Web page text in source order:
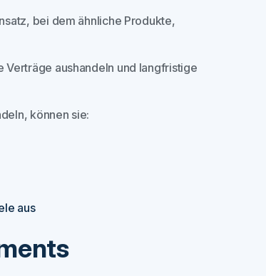
bei dem ähnliche Produkte,
aushandeln und langfristige
können sie:
aus